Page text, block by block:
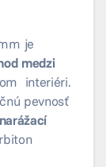
je
medzi
interiéri.
pevnosť